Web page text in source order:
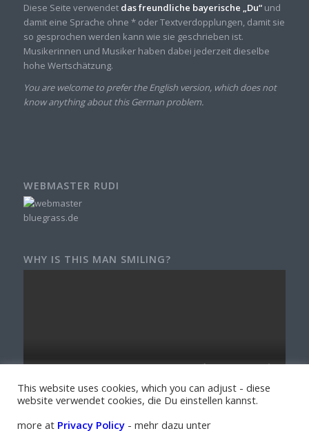
Diese Seite verwendet das freundliche bayerische „Du“und
damit eine Sprache ohne * oder Textverdopplungen, damit sie
so gesprochen werden kann wie sie geschrieben ist.
Musikerinnen und Musiker haben dabei jederzeit dieselbe
hohe Wertschätzung.
You are welcome to prefer the English version, which does not
know anything about this German problem.
WEBMASTER RUDI
WHY IS THIS MAN SMILING?
This website uses cookies, which you can adjust - diese
website verwendet cookies, die Du einstellen kannst.
more at Privacy Policy - mehr dazu unter